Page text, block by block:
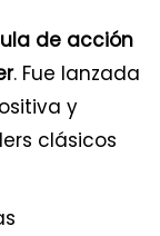
de acción
. Fue lanzada
y
clásicos